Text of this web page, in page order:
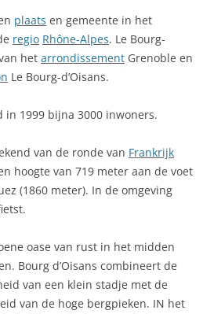
plaats en gemeente in het
regio Rhône-Alpes. Le Bourg-
het arrondissement Grenoble en
Le Bourg-d’Oisans.
in 1999 bijna 3000 inwoners.
van de ronde van Frankrijk
hoogte van 719 meter aan de voet
(1860 meter). In de omgeving
oase van rust in het midden
Bourg d’Oisans combineert de
van een klein stadje met de
van de hoge bergpieken. IN het